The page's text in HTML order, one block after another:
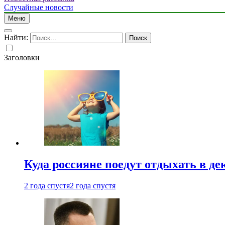
Случайные новости
Меню
Найти:
Заголовки
Куда россияне поедут отдыхать в
2 года спустя2 года спустя